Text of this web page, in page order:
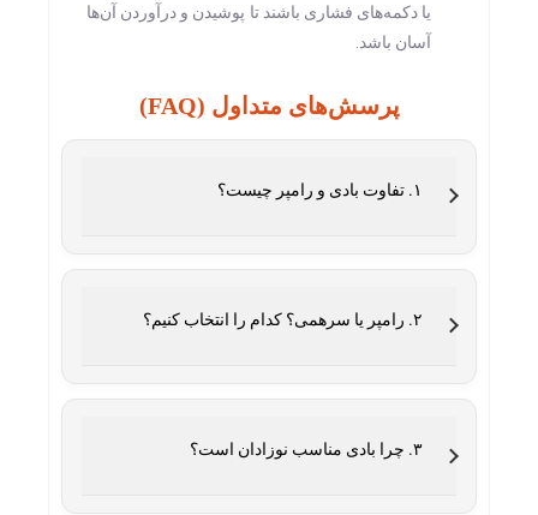
یا دکمه‌های فشاری باشند تا پوشیدن و درآوردن آن‌ها
آسان باشد.
پرسش‌های متداول (FAQ)
۱. تفاوت بادی و رامپر چیست؟
۲. رامپر یا سرهمی؟ کدام را انتخاب کنیم؟
۳. چرا بادی مناسب نوزادان است؟